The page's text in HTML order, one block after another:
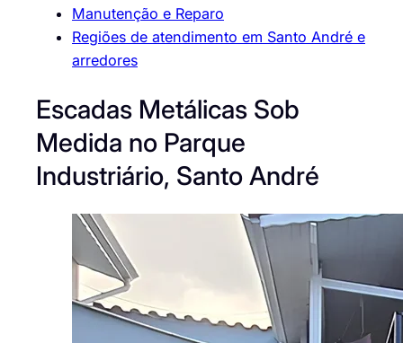
Manutenção e Reparo
Regiões de atendimento em Santo André e
arredores
Escadas Metálicas Sob
Medida no Parque
Industriário, Santo André